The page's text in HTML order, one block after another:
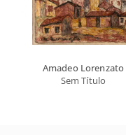
Amadeo Lorenzato
Sem Título